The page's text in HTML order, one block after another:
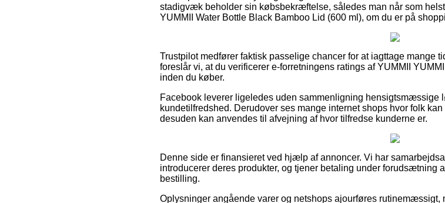
stadigvæk beholder sin købsbekræftelse, således man når som
YUMMII Water Bottle Black Bamboo Lid (600 ml), om du er på
Trustpilot medfører faktisk passelige chancer for at iagttage mange
foreslår vi, at du verificerer e-forretningens ratings af YUMMII
inden du køber.
Facebook leverer ligeledes uden sammenligning hensigtsmæssige
kundetilfredshed. Derudover ses mange internet shops hvor folk
desuden kan anvendes til afvejning af hvor tilfredse kunderne er.
Denne side er finansieret ved hjælp af annoncer. Vi har
introducerer deres produkter, og tjener betaling under forudsætning
bestilling.
Oplysninger angående varer og netshops ajourføres rutinemæssigt,